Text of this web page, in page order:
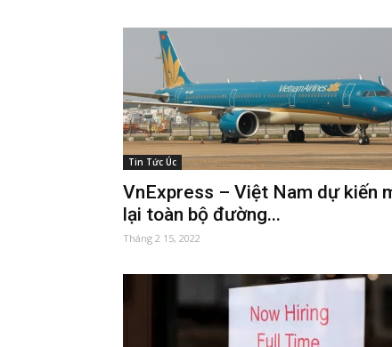
Tin Tức Úc
VnExpress – Việt Nam dự kiến
lại toàn bộ đường...
Tháng 2 15, 2022